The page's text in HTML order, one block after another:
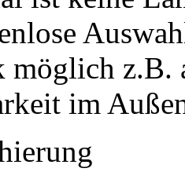
möglich z.B.
im